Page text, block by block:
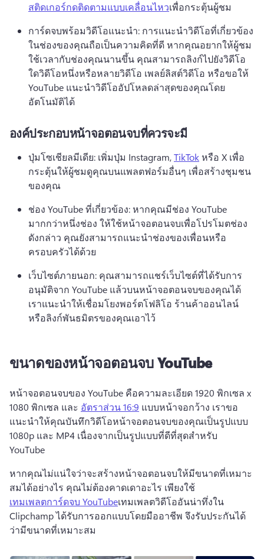
สติดเกอร์กดติดตามแบบเคลื่อนไหวเพื่อกระตุ้นผู้ชม
การ์ดจบพร้อมวิดีโอแนะนำ: การแนะนำวิดีโอที่เกี่ยวข้อง
ในช่องของคุณถือเป็นความคิดที่ดี หากคุณอยากให้ผู้ชม
ใช้เวลากับช่องคุณนานขึ้น คุณสามารถลิงก์ไปยังวิดีโอ
ใดวิดีโอหนึ่งหรือหลายวิดีโอ เพลย์ลิสต์วิดีโอ หรือขอให้
YouTube แนะนำวิดีโออัปโหลดล่าสุดของคุณโดย
อัตโนมัติได้
องค์ประกอบหน้าจอตอนจบที่ควรจะมี
ปุ่มโซเชียลมีเดีย: เพิ่มปุ่ม Instagram, TikTok หรือ X เพื่อ
กระตุ้นให้ผู้ชมดูคุณบนแพลตฟอร์มอื่นๆ เพื่อสร้างชุมชน
ของคุณ
ช่อง YouTube ที่เกี่ยวข้อง: หากคุณมีช่อง YouTube
มากกว่าหนึ่งช่อง ให้ใช้หน้าจอตอนจบเพื่อโปรโมตช่อง
ดังกล่าว คุณยังสามารถแนะนำช่องของเพื่อนหรือ
ครอบครัวได้ด้วย
เว็บไซต์ภายนอก: คุณสามารถแชร์เว็บไซต์ที่ได้รับการ
เราแนะนำให้เชื่อมโยงพอร์ตโฟลิโอ ร้านค้าออนไลน์
หรือลิงก์พันธมิตรของคุณเอาไว้
ขนาดของหน้าจอตอนจบ YouTube
หน้าจอตอนจบของ YouTube คือความละเอียด 1920 พิกเซล x
1080 พิกเซล และ อัตราส่วน 16:9 แบบหน้าจอกว้าง เราขอ
แนะนำให้คุณบันทึกวิดีโอหน้าจอตอนจบของคุณเป็นรูปแบบ
1080p และ MP4 เนื่องจากเป็นรูปแบบที่ดีที่สุดสำหรับ
YouTube
หากคุณไม่แน่ใจว่าจะสร้างหน้าจอตอนจบให้มีขนาดที่เหมาะ
สมได้อย่างไร คุณไม่ต้องคาดเดาอะไร เพียงใช้
เทมเพลตการ์ดจบ YouTubeเทมเพลตวิดีโออันน่าทึ่งใน
Clipchamp ได้รับการออกแบบโดยมืออาชีพ จึงรับประกันได้
ว่ามีขนาดที่เหมาะสม